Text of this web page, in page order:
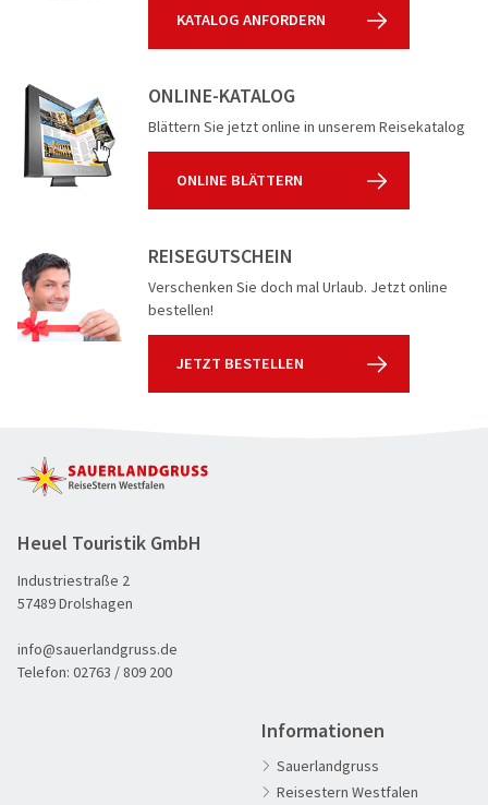
KATALOG ANFORDERN
ONLINE-KATALOG
Blättern Sie jetzt online in unserem Reisekatalog
ONLINE BLÄTTERN
REISEGUTSCHEIN
Verschenken Sie doch mal Urlaub. Jetzt online
bestellen!
JETZT BESTELLEN
Heuel Touristik GmbH
Industriestraße 2
57489 Drolshagen
info@sauerlandgruss.de
Telefon: 02763 / 809 200
Informationen
Sauerlandgruss
Reisestern Westfalen